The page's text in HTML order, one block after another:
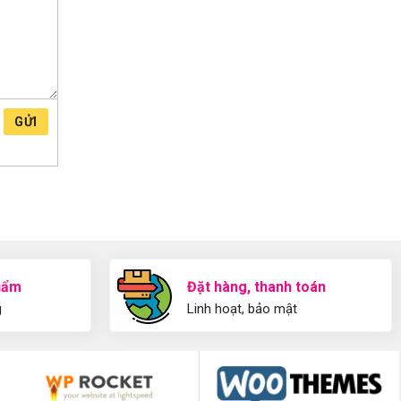
GỬI
Đặt hàng, thanh toán
Linh hoạt, bảo mật